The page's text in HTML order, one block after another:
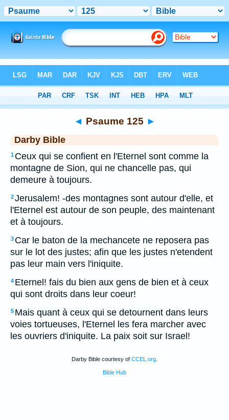
> Psaume 125
◄ Psaume 125 ►
Darby Bible
1 Ceux qui se confient en l'Eternel sont comme la
montagne de Sion, qui ne chancelle pas, qui
demeure à toujours.
2Jerusalem! -des montagnes sont autour d'elle, et
l'Eternel est autour de son peuple, des maintenant
et à toujours.
3 Car le baton de la mechancete ne reposera pas
sur le lot des justes; afin que les justes n'etendent
pas leur main vers l'iniquite.
4 Eternel! fais du bien aux gens de bien et à ceux
qui sont droits dans leur coeur!
5 Mais quant à ceux qui se detournent dans leurs
voies tortueuses, l'Eternel les fera marcher avec
les ouvriers d'iniquite. La paix soit sur Israel!
Darby Bible courtesy of CCEL.org
Bible Hub